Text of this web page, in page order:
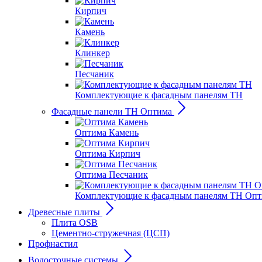
Кирпич
Камень
Клинкер
Песчаник
Комплектующие к фасадным панелям ТН
Фасадные панели ТН Оптима
Оптима Камень
Оптима Кирпич
Оптима Песчаник
Комплектующие к фасадным панелям ТН
Древесные плиты
Плита OSB
Цементно-стружечная (ЦСП)
Профнастил
Водосточные системы